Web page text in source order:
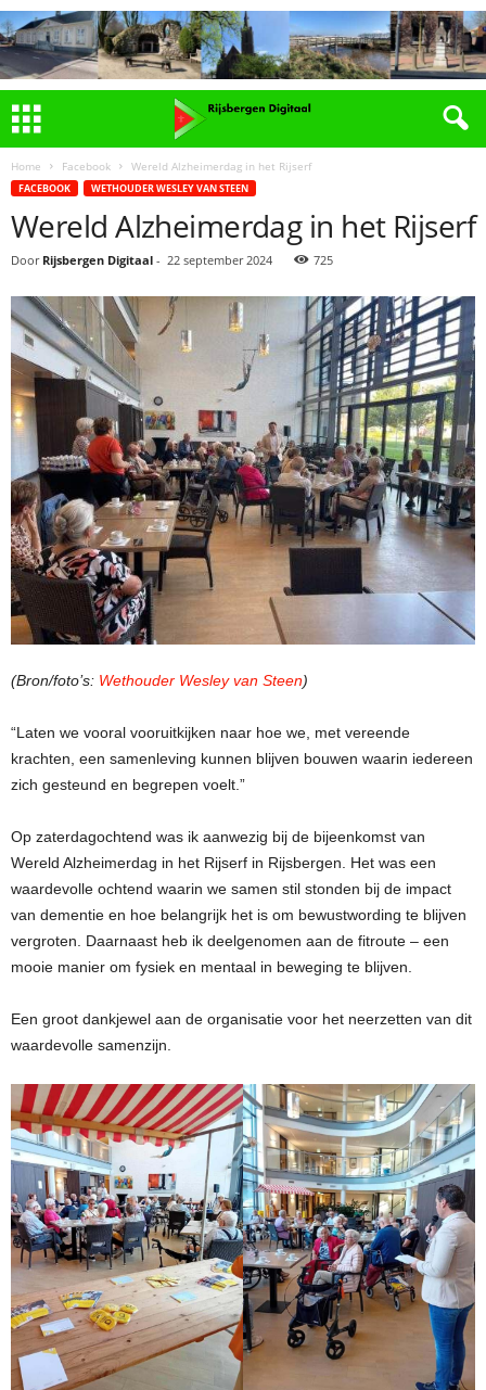
Home Facebook Wereld Alzheimerdag in het Rijserf
FACEBOOK WETHOUDER WESLEY VAN STEEN
Wereld Alzheimerdag in het Rijserf
Door Rijsbergen Digitaal - 22 september 2024 725
(Bron/foto’s: Wethouder Wesley van Steen)
“Laten we vooral vooruitkijken naar hoe we, met vereende
krachten, een samenleving kunnen blijven bouwen waarin iedereen
zich gesteund en begrepen voelt.”
Op zaterdagochtend was ik aanwezig bij de bijeenkomst van
Wereld Alzheimerdag in het Rijserf in Rijsbergen. Het was een
waardevolle ochtend waarin we samen stil stonden bij de impact
van dementie en hoe belangrijk het is om bewustwording te blijven
vergroten. Daarnaast heb ik deelgenomen aan de fitroute – een
mooie manier om fysiek en mentaal in beweging te blijven.
Een groot dankjewel aan de organisatie voor het neerzetten van dit
waardevolle samenzijn.